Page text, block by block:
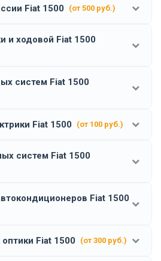
Fiat 1500 (от 500 руб.)
и ходовой Fiat 1500
систем Fiat 1500
Fiat 1500 (от 100 руб.)
систем Fiat 1500
Fiat 1500
Fiat 1500 (от 300 руб.)